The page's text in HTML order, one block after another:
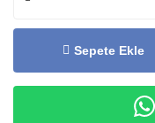
Sepete Ekle